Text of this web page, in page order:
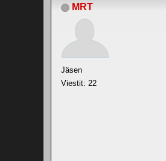
MRT
Jäsen
Viestit: 22